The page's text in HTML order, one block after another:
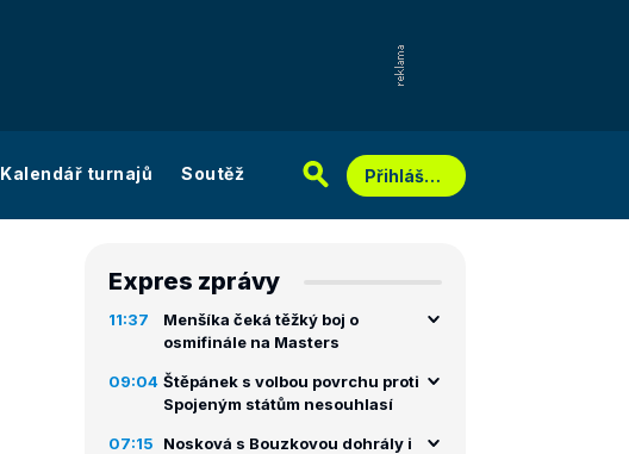
Kalendář turnajů Soutěž Přihlášení
Expres zprávy
11:37
Menšíka čeká těžký boj o
osmifinále na Masters
09:04 Štěpánek s volbou povrchu proti
Spojeným státům nesouhlasí
07:15
Nosková s Bouzkovou dohrály i